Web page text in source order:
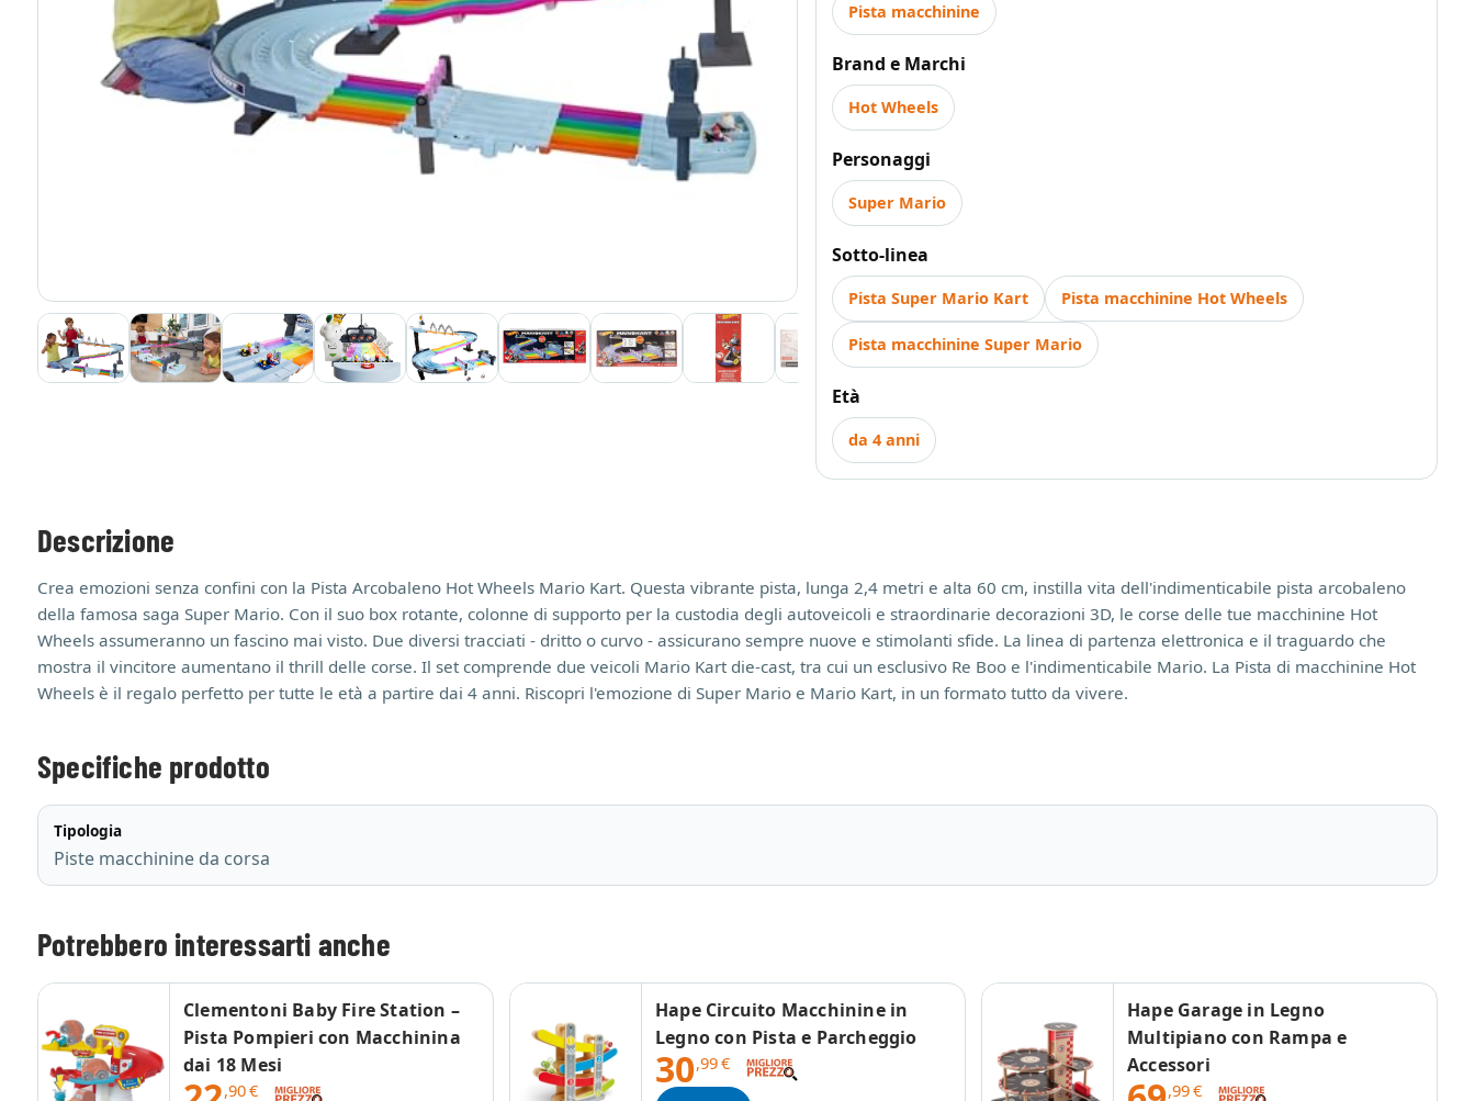
Pista macchinine
Brand e Marchi
Hot Wheels
Personaggi
Super Mario
Sotto-linea
Pista Super Mario Kart Pista macchinine Hot Wheels
Pista macchinine Super Mario
Età
da 4 anni
Descrizione
Crea emozioni senza confini con la Pista Arcobaleno Hot Wheels Mario Kart. Questa vibrante pista, lunga 2,4 metri e alta 60 cm, instilla vita dell'indimenticabile pista arcobaleno
della famosa saga Super Mario. Con il suo box rotante, colonne di supporto per la custodia degli autoveicoli e straordinarie decorazioni 3D, le corse delle tue macchinine Hot
Wheels assumeranno un fascino mai visto. Due diversi tracciati - dritto o curvo - assicurano sempre nuove e stimolanti sfide. La linea di partenza elettronica e il traguardo che
mostra il vincitore aumentano il thrill delle corse. Il set comprende due veicoli Mario Kart die-cast, tra cui un esclusivo Re Boo e l'indimenticabile Mario. La Pista di macchinine Hot
Wheels è il regalo perfetto per tutte le età a partire dai 4 anni. Riscopri l'emozione di Super Mario e Mario Kart, in un formato tutto da vivere.
Specifiche prodotto
Tipologia
Piste macchinine da corsa
Potrebbero interessarti anche
Clementoni Baby Fire Station –
Pista Pompieri con Macchinina
dai 18 Mesi
,90€
Hape Circuito Macchinine in
Legno con Pista e Parcheggio
30,99€
Hape Garage in Legno
Multipiano con Rampa e
Accessori
,99€